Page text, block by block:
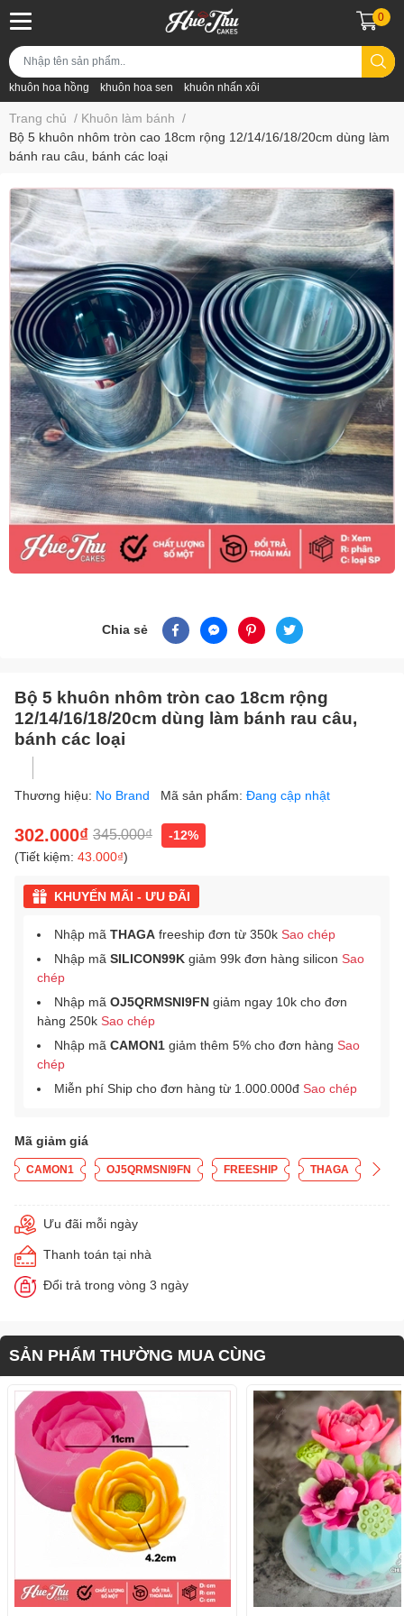
khuôn hoa hồng khuôn hoa sen khuôn nhấn xôi
0
Trang chủ / Khuôn làm bánh /
Bộ 5 khuôn nhôm tròn cao 18cm rộng 12/14/16/18/20cm dùng làm
bánh rau câu, bánh các loại
Chia sẻ
Bộ 5 khuôn nhôm tròn cao 18cm rộng
12/14/16/18/20cm dùng làm bánh rau câu,
bánh các loại
Thương hiệu: No Brand Mã sản phẩm: Đang cập nhật
302.000₫ 345.000₫
-12%
(Tiết kiệm: 43.000₫)
KHUYẾN MÃI - ƯU ĐÃI
Nhập mã THAGA freeship đơn từ 350k Sao chép
Nhập mã SILICON99K giảm 99k đơn hàng silicon Sao
chép
Nhập mã OJ5QRMSNI9FN giảm ngay 10k cho đơn
hàng 250k Sao chép
Nhập mã CAMON1 giảm thêm 5% cho đơn hàng Sao
chép
Miễn phí Ship cho đơn hàng từ 1.000.000đ Sao chép
Mã giảm giá
CAMON1 OJ5QRMSNI9FN FREESHIP THAGA
Ưu đãi mỗi ngày
Thanh toán tại nhà
Đổi trả trong vòng 3 ngày
SẢN PHẨM THƯỜNG MUA CÙNG